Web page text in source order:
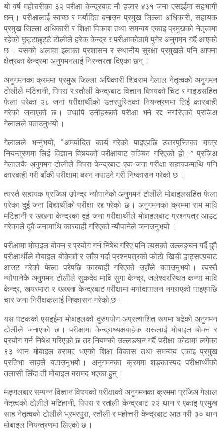
यो वर्ष महोत्तरीका ३२ परीक्षा केन्द्रबाट नौ हजार ४३१ जना एसइईमा सहभागी
छन् । परीक्षालाई स्वच्छ र मर्यादित बनाउन प्रमुख जिल्ला अधिकारी, सहायक
प्रमुख जिल्ला अधिकारी र शिक्षा विकाश तथा समन्वय एकाइ प्रमुखको नेतृत्वमा
रहेको छुट्टाछुट्टै टोलीले हरेक केन्द्र र परीक्षाकोठामै पुगेर अनुगमन गर्दै आएको
छ । यसको अलावा इलाका प्रशासन र स्थानीय सुरक्षा प्रमुखले पनि आफ्ना
क्षेत्रका केन्द्रमा अनुगमनलाई निरन्तरता दिएका छन् ।
अनुगमनका क्रममा प्रमुख जिल्ला अधिकारी शिवराम गेलाल नेतृत्वको अनुगमन
टोलीले मटिहानी, पिपरा र रतौली केन्द्रबाट विज्ञान विषयको चिट र गाइडसहित
फेला परेका २८ जना परीक्षार्थीको उत्तरपुस्तिका नियन्त्रणमा लिई कारबाही
गरेको जनाएको छ । तथापि उनीहरूको परीक्षा भने रद्द नगरिएको प्रजिअ
गेलालले बताउनुभयो ।
गेलालले भन्नुभयो, “अमर्यादित कार्य गरेको पाइएपछि उत्तरपुस्तिका मात्र
नियन्त्रणमा लिई विज्ञान विषयको परीक्षाबाट वञ्चित गरिएको हो ।” प्रजिअ
गेलालकै अनुगमन टोलीले पिपरा केन्द्रबाट एक जना परीक्षा सहायकमाथि पनि
कारबाही गरी बाँकी परीक्षामा बस्न नपाउने गरी निष्कासन गरेको छ ।
त्यस्तै सहायक प्रजिअ उपेन्द्र न्यौपानेको अनुगमन टोलीले मोबाइलसहित फेला
परेका दुई जना विद्यार्थीको परीक्षा रद्द गरेको छ । अनुगमनका क्रममा राम मावि
मटिहानी र खखना केन्द्रका दुई जना परीक्षार्थीले मोबाइलबाट प्रश्नपत्र आउट
गरेकाले दुवै जनामाथि कारबाही गरिएको न्यौपानेले जनाउनुभयो ।
परीक्षामा मोबाइल बोक्न र प्रयोग गर्न निषेध गरिए पनि त्यसको उल्लङ्घन गर्दै दुवै
परीक्षार्थीले मोबाइल बोकेको र जाँच गर्दा प्रश्नपत्रको फोटो खिची ह्वाट्सएपबाट
आउट गरेको फेला परेपछि कारबाही गरिएको उहाँले बताउनुभयो । त्यस्तै
न्यौपानेकै अनुगमन टोलीले सुकदेव मावि सुगा केन्द्र, जलेश्वरस्थित कन्या मावि
केन्द्र, खयरमारा र खखना केन्द्रबाट परीक्षामा मर्यादापालन नगराएको पाइएपछि
चार जना निरीक्षकलाई निष्कासन गरेको छ ।
यस पटकको एसइईमा मोबाइलको दुरुपयोग अप्रत्याशित रूपमा बढेको अनुगमन
टोलीले जनाएको छ । परीक्षामा केन्द्राध्यक्षबाहेक अरूलाई मोबाइल बोक्न र
प्रयोग गर्न निषेध गरिएको छ तर नियमको उल्लङघन गर्दै परीक्षा कोठामा लगेका
९३ थान मोबाइल बरामद भएको शिक्षा विकास तथा समन्वय एकाइ प्रमुख
प्रतिभा साहले बताउनुभयो । अनुगमनका क्रममा शङ्कास्पद परीक्षार्थीको
तलासी लिँदा ती मोबाइल बरामद भएका हुन् ।
मङ्गलबार सम्पन्न विज्ञान विषयको परीक्षाको अनुगमनका क्रममा प्रजिअ गेलाल
नेतृत्वको टोलीले मटिहानी, पिपरा र रतौली केन्द्रबाट २२ थान र एकाइ प्रमुख
साह नेतृत्वको टोलीले भ्रमरपुरा, रतौली र महोत्तरी केन्द्रबाट आठ गरी ३० थान
मोबाइल नियन्त्रणमा लिएको छ ।